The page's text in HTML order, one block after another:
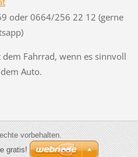
oder 0664/256 22 12 (gerne
Fahrrad, wenn es sinnvoll
Auto.
vorbehalten.
gratis!